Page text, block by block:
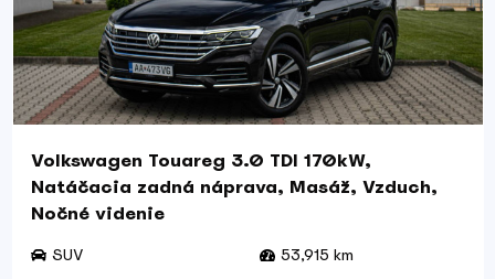
Volkswagen Touareg 3.0 TDI 170kW,
Natáčacia zadná náprava, Masáž, Vzduch,
Nočné videnie
SUV
53,915 km